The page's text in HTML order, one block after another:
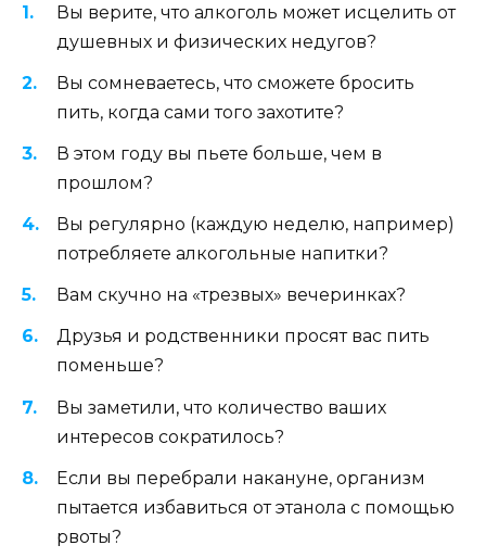
Вы верите, что алкоголь может исцелить от
душевных и физических недугов?
Вы сомневаетесь, что сможете бросить
пить, когда сами того захотите?
В этом году вы пьете больше, чем в
прошлом?
Вы регулярно (каждую неделю, например)
потребляете алкогольные напитки?
Вам скучно на «трезвых» вечеринках?
Друзья и родственники просят вас пить
поменьше?
Вы заметили, что количество ваших
интересов сократилось?
Если вы перебрали накануне, организм
пытается избавиться от этанола с помощью
рвоты?